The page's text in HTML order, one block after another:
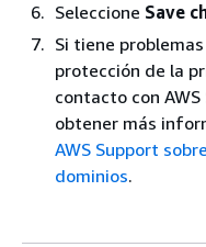
Seleccione Save
Si tiene
protección de la
contacto con
obtener más
AWS Support
dominios.